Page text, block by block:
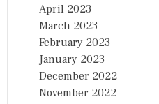
April 2023
March 2023
February 2023
January 2023
December 2022
November 2022